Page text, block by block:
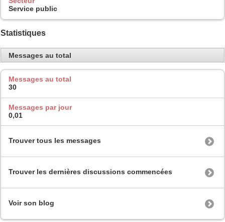
Service public
Statistiques
Messages au total
Messages au total
30
Messages par jour
0,01
Trouver tous les messages
Trouver les dernières discussions commencées
Voir son blog